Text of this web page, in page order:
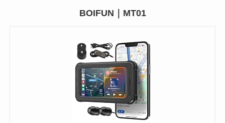
BOIFUN｜MT01